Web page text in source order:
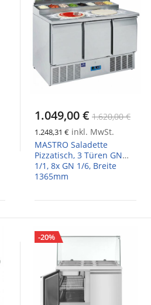
1.049,00 € 1.620,00 €
1.248,31 € inkl. MwSt.
MASTRO Saladette
Pizzatisch, 3 Türen GN
1/1, 8x GN 1/6, Breite
1365mm
-20%